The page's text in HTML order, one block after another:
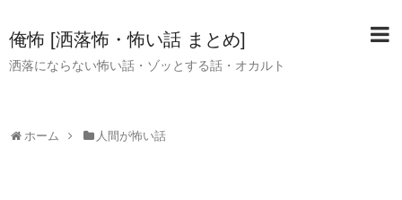
俺怖 [洒落怖・怖い話 まとめ]
洒落にならない怖い話・ゾッとする話・オカルト
ホーム 人間が怖い話